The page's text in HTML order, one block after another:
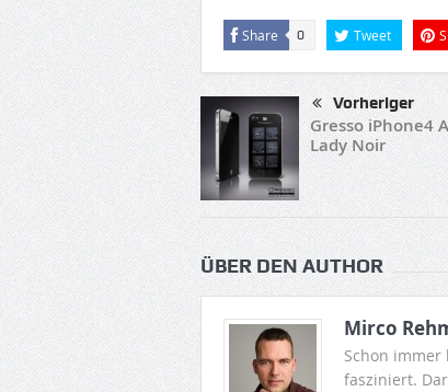
Share 0 Tweet
Vorheriger
Gresso iPhone4
Lady Noir
ÜBER DEN AUTHOR
Mirco
Schon immer
fasziniert.